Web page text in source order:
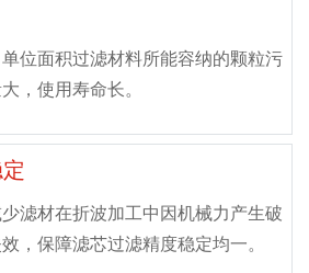
位面积过滤材料所能容纳的颗粒污
，使用寿命长。
滤材在折波加工中因机械力产生破
，保障滤芯过滤精度稳定均一。